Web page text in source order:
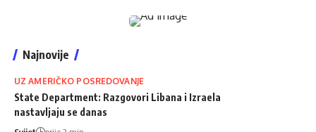
Najnovije
UZ AMERIČKO POSREDOVANJE
State Department: Razgovori Libana i Izraela
nastavljaju se danas